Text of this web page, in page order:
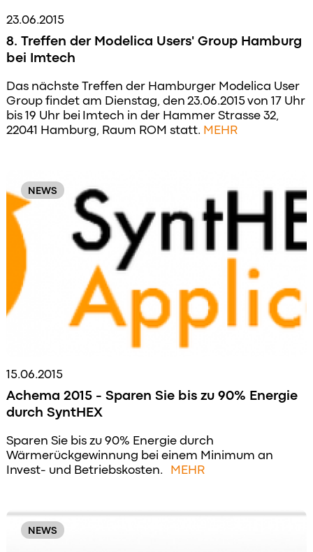
23.06.2015
8. Treffen der Modelica Users' Group Hamburg
bei Imtech
Das nächste Treffen der Hamburger Modelica User
Group findet am Dienstag, den 23.06.2015 von 17 Uhr
bis 19 Uhr bei Imtech in der Hammer Strasse 32,
22041 Hamburg, Raum ROM statt. MEHR
NEWS
15.06.2015
Achema 2015 - Sparen Sie bis zu 90% Energie
durch SyntHEX
Sparen Sie bis zu 90% Energie durch
Wärmerückgewinnung bei einem Minimum an
Invest- und Betriebskosten.
MEHR
NEWS